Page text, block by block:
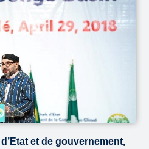
et de gouvernement,